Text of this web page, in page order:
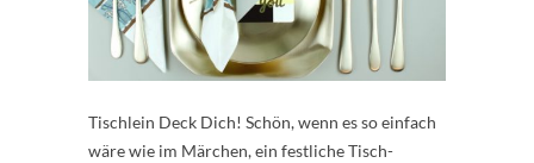
Tischlein Deck Dich! Schön, wenn es so einfach
wäre wie im Märchen, ein festliche Tisch-